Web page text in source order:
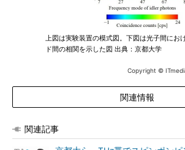
上図は実験装置の模式図。下図は光子間にお
ド間の相関を示した図 出典：京都大学
Copyright ©
関連情報
関連記事